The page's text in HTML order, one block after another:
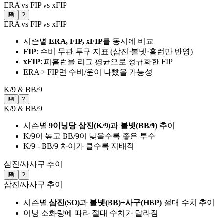
ERA vs FIP vs xFIP
💾 ?
ERA vs FIP vs xFIP
시즌별 ERA, FIP, xFIP를 동시에 비교
FIP: 수비 무관 투구 지표 (삼진·볼넷·홈런만 반영)
xFIP: 피홈런을 리그 평균으로 정규화한 FIP
ERA > FIP면 수비/운이 나빴을 가능성
K/9 & BB/9
💾 ?
K/9 & BB/9
시즌별 9이닝당 삼진(K/9)과 볼넷(BB/9) 추이
K/9이 높고 BB/9이 낮을수록 좋은 투수
K/9 - BB/9 차이가 클수록 지배적
삼진/사사구 추이
💾 ?
삼진/사사구 추이
시즌별 삼진(SO)과 볼넷(BB)+사구(HBP) 절대 수치 추이
이닝 소화량에 따라 절대 수치가 달라짐